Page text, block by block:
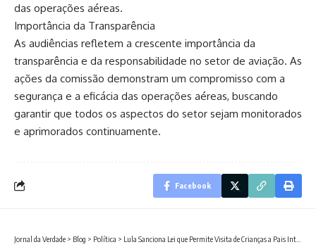
das operações aéreas.
Importância da Transparência
As audiências refletem a crescente importância da
transparência e da responsabilidade no setor de aviação. As
ações da comissão demonstram um compromisso com a
segurança e a eficácia das operações aéreas, buscando
garantir que todos os aspectos do setor sejam monitorados
e aprimorados continuamente.
Facebook
Jornal da Verdade > Blog > Política > Lula Sanciona Lei que Permite Visita de Crianças a Pais Internados